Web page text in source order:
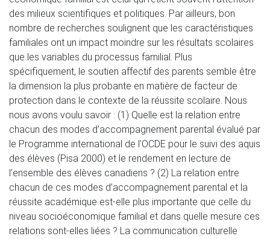
des milieux scientifiques et politiques. Par ailleurs, bon
nombre de recherches soulignent que les caractéristiques
familiales ont un impact moindre sur les résultats scolaires
que les variables du processus familial. Plus
spécifiquement, le soutien affectif des parents semble être
la dimension la plus probante en matière de facteur de
protection dans le contexte de la réussite scolaire. Nous
nous avons voulu savoir : (1) Quelle est la relation entre
chacun des modes d’accompagnement parental évalué par
le Programme international de l’OCDE pour le suivi des aquis
des élèves (Pisa 2000) et le rendement en lecture de
l’ensemble des élèves canadiens ? (2) La relation entre
chacun de ces modes d’accompagnement parental et la
réussite académique est-elle plus importante que celle du
niveau socioéconomique familial et dans quelle mesure ces
relations sont-elles liées ? La communication culturelle